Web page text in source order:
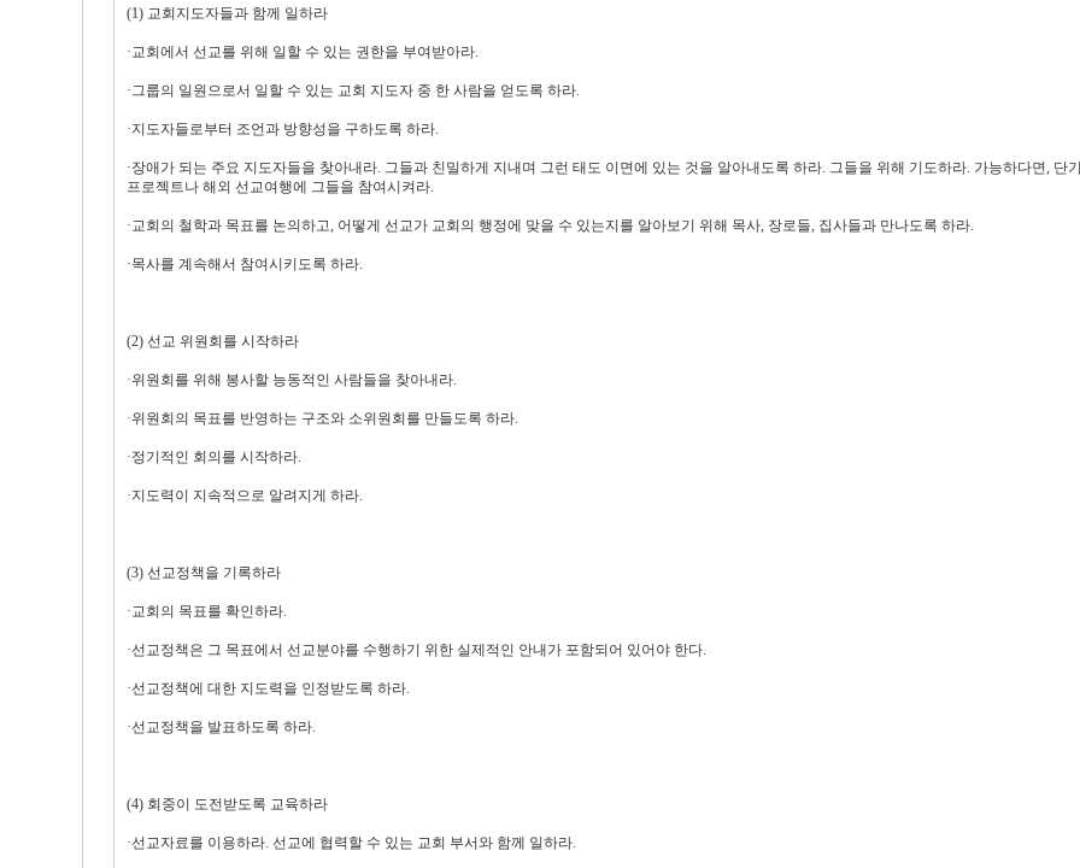
(1) 교회지도자들과 함께 일하라
·교회에서 선교를 위해 일할 수 있는 권한을 부여받아라.
·그룹의 일원으로서 일할 수 있는 교회 지도자 중 한 사람을 얻도록 하라.
·지도자들로부터 조언과 방향성을 구하도록 하라.
·장애가 되는 주요 지도자들을 찾아내라. 그들과 친밀하게 지내며 그런 태도 이면에 있는 것을 알아내도록 하라. 그들을 위해 기도하라. 가능하다면, 단
프로젝트나 해외 선교여행에 그들을 참여시켜라.
·교회의 철학과 목표를 논의하고, 어떻게 선교가 교회의 행정에 맞을 수 있는지를 알아보기 위해 목사, 장로들, 집사들과 만나도록 하라.
·목사를 계속해서 참여시키도록 하라.
(2) 선교 위원회를 시작하라
·위원회를 위해 봉사할 능동적인 사람들을 찾아내라.
·위원회의 목표를 반영하는 구조와 소위원회를 만들도록 하라.
·정기적인 회의를 시작하라.
·지도력이 지속적으로 알려지게 하라.
(3) 선교정책을 기록하라
·교회의 목표를 확인하라.
·선교정책은 그 목표에서 선교분야를 수행하기 위한 실제적인 안내가 포함되어 있어야 한다.
·선교정책에 대한 지도력을 인정받도록 하라.
·선교정책을 발표하도록 하라.
(4) 회중이 도전받도록 교육하라
·선교자료를 이용하라. 선교에 협력할 수 있는 교회 부서와 함께 일하라.